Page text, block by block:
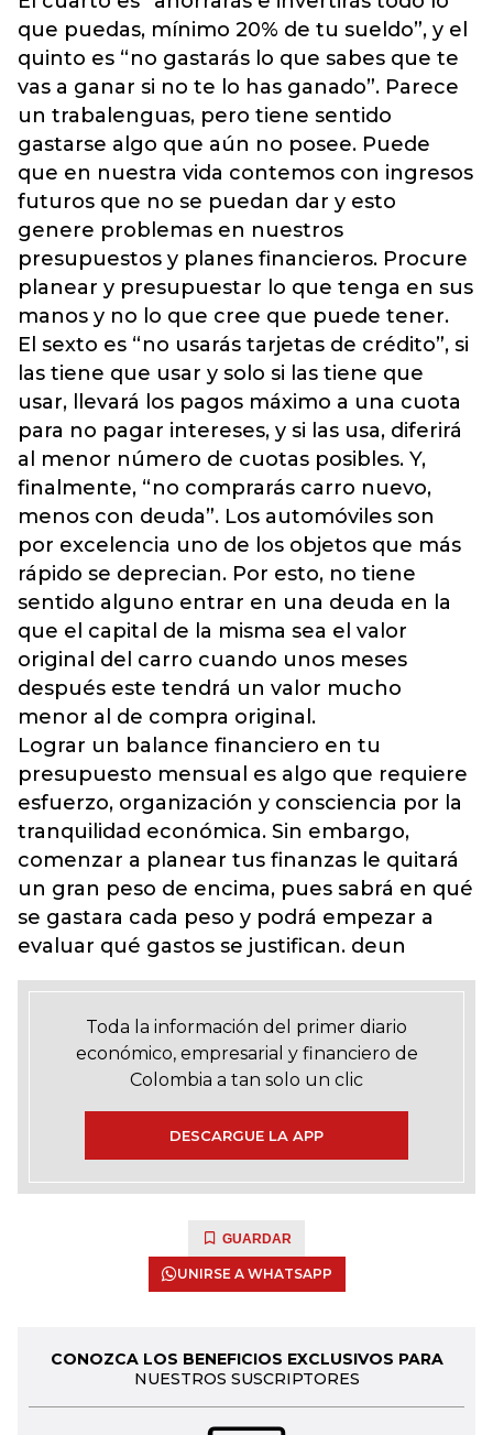
que puedas, mínimo 20% de tu sueldo”, y el
quinto es “no gastarás lo que sabes que te
vas a ganar si no te lo has ganado”. Parece
un trabalenguas, pero tiene sentido
gastarse algo que aún no posee. Puede
que en nuestra vida contemos con ingresos
futuros que no se puedan dar y esto
genere problemas en nuestros
presupuestos y planes financieros. Procure
planear y presupuestar lo que tenga en sus
manos y no lo que cree que puede tener.
El sexto es “no usarás tarjetas de crédito”, si
las tiene que usar y solo si las tiene que
usar, llevará los pagos máximo a una cuota
para no pagar intereses, y si las usa, diferirá
al menor número de cuotas posibles. Y,
finalmente, “no comprarás carro nuevo,
menos con deuda”. Los automóviles son
por excelencia uno de los objetos que más
rápido se deprecian. Por esto, no tiene
sentido alguno entrar en una deuda en la
que el capital de la misma sea el valor
original del carro cuando unos meses
después este tendrá un valor mucho
menor al de compra original.
Lograr un balance financiero en tu
presupuesto mensual es algo que requiere
esfuerzo, organización y consciencia por la
tranquilidad económica. Sin embargo,
comenzar a planear tus finanzas le quitará
un gran peso de encima, pues sabrá en qué
se gastara cada peso y podrá empezar a
evaluar qué gastos se justifican. deun
Toda la información del primer diario
económico, empresarial y financiero de
Colombia a tan solo un clic
DESCARGUE LA APP
GUARDAR
UNIRSE A WHATSAPP
CONOZCA LOS BENEFICIOS EXCLUSIVOS PARA
NUESTROS SUSCRIPTORES